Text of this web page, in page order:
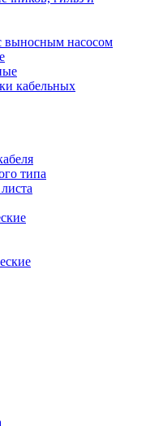
выносным насосом
кабельных
типа